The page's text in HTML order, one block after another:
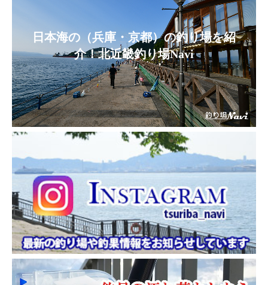
日本海の（兵庫・京都）の釣り場を紹
介！北近畿釣り場Navi